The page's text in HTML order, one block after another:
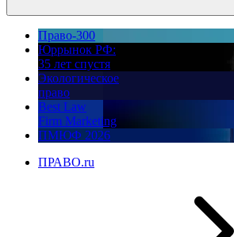
Право-300
Юррынок РФ:
35 лет спустя
Экологическое
право
Best Law
Firm Marketing
ПМЮФ 2026
ПРАВО.ru